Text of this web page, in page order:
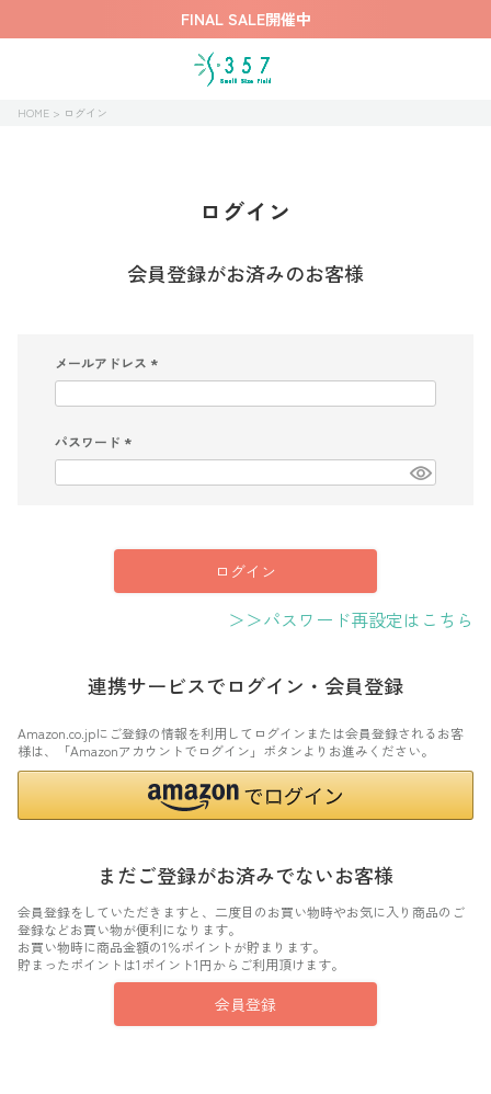
FINAL SALE開催中
HOME ログイン
ログイン
会員登録がお済みのお客様
メールアドレス
(
パスワード
(
ログイン
＞＞パスワード再設定はこちら
連携サービスでログイン・会員登録
Amazon.co.jpにご登録の情報を利用してログインまたは会員登録されるお客
様は、「Amazonアカウントでログイン」ボタンよりお進みください。
まだご登録がお済みでないお客様
会員登録をしていただきますと、二度目のお買い物時やお気に入り商品のご
登録などお買い物が便利になります。
お買い物時に商品金額の1％ポイントが貯まります。
貯まったポイントは1ポイント1円からご利用頂けます。
会員登録